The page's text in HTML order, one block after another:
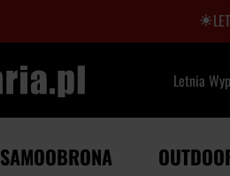
Letnia
SAMOOBRONA